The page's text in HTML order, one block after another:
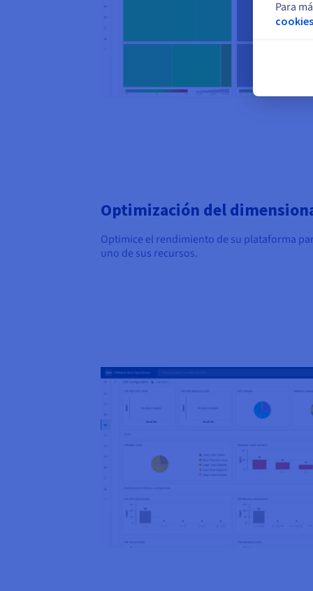
Optimización del
Optimice el rendimiento de su plataforma
uno de sus recursos.
Para